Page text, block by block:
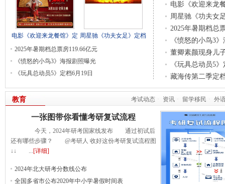
电影《欢迎来龙餐馆》定 周星驰《功夫女足》定档
2025年暑期档总票房119.66亿元
《愤怒的小鸟3》海报剧照曝光
《玩具总动员5》定档6月19日
电影《欢迎来龙
周星驰《功夫女
2025年暑期档总
《愤怒的小鸟3
董卿素颜现身儿
亮
《玩具总动员5
藏海传第二季定
教育 考试动态 · 资讯 · 留学移民 · 外
一张图带你看懂考研复试流程
今天，2024年研考国家线发布 通过初试后
还有哪些步骤？ @考研人 收好这份考研复试流程图
↓↓ ...[详细]
2024年北大研考分数线公布
全国多省市公布2020年中小学暑假时间表